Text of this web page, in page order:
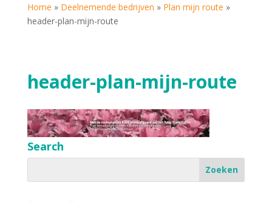
Home » Deelnemende bedrijven » Plan mijn route »
header-plan-mijn-route
header-plan-mijn-route
Search